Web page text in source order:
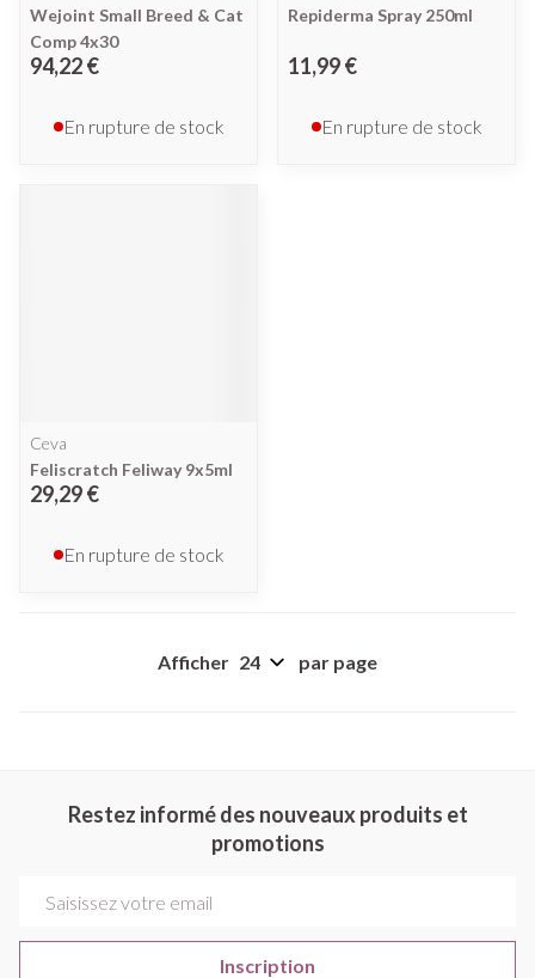
Wejoint Small Breed & Cat
Comp 4x30
94,22 €
En rupture de stock
Repiderma Spray 250ml
11,99 €
En rupture de stock
Ceva
Feliscratch Feliway 9x5ml
29,29 €
En rupture de stock
Afficher par page
Restez informé des nouveaux produits et
promotions
Inscription